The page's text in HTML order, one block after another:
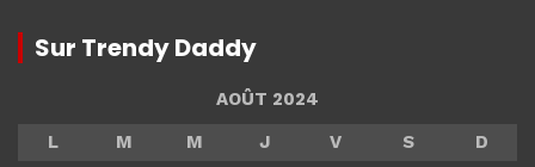
Sur Trendy Daddy
AOÛT 2024
L
M M J V S
D